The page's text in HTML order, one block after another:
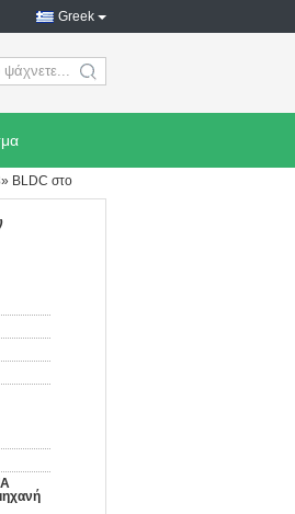
Greek
search
BLDC στο